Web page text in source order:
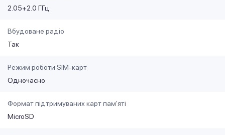
2.05+2.0 ГГц
Вбудоване радіо
Так
Режим роботи SIM-карт
Одночасно
Формат підтримуваних карт пам'яті
MicroSD